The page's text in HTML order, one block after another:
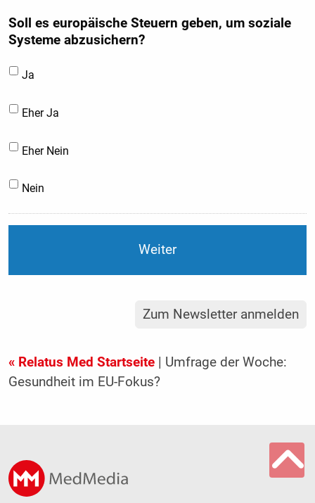
Soll es europäische Steuern geben, um soziale
Systeme abzusichern?
Ja
Eher Ja
Eher Nein
Nein
Zum Newsletter anmelden
« Relatus Med Startseite| Umfrage der Woche:
Gesundheit im EU-Fokus?